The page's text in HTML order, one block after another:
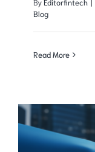
ByEditorfintech |
Blog
Read More